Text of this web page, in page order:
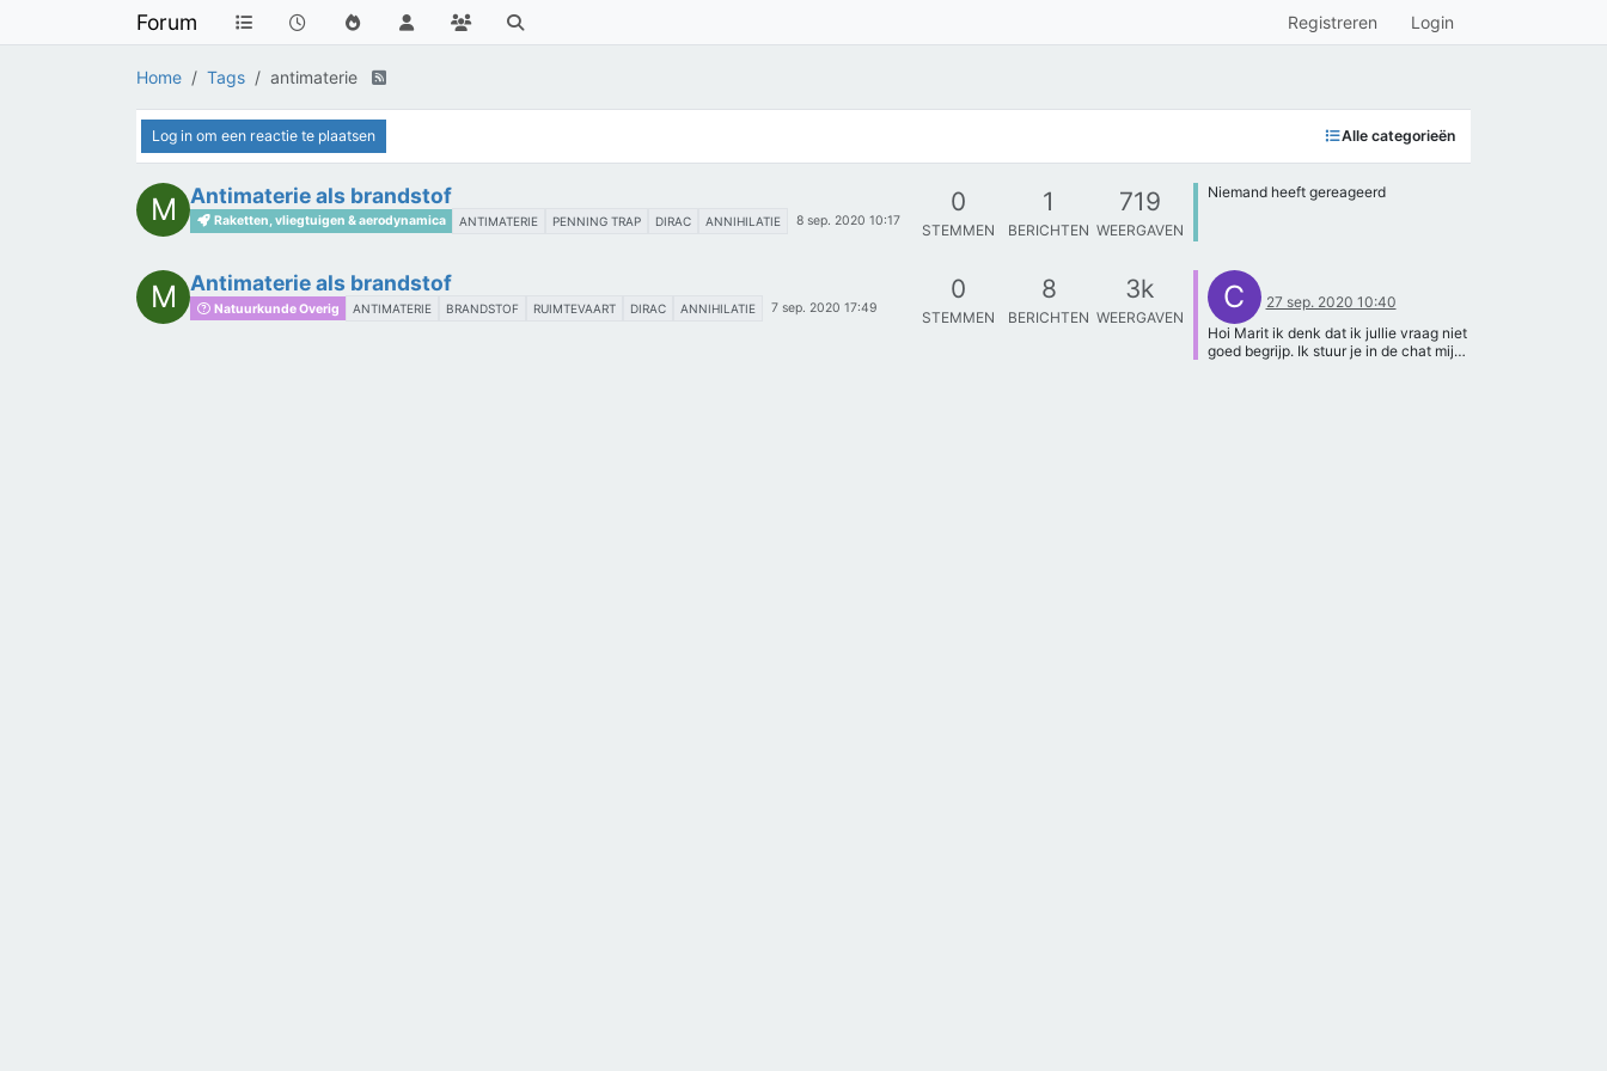
Forum Registreren Login
Home Tags antimaterie
Log in om een reactie te plaatsen Alle categorieën
M Antimaterie als brandstof
Raketten, vliegtuigen & aerodynamica ANTIMATERIE PENNING TRAP DIRAC ANNIHILATIE 8 sep. 2020 10:17
0
STEMMEN
1
BERICHTEN
719
WEERGAVEN
Niemand heeft gereageerd
M Antimaterie als brandstof
Natuurkunde Overig ANTIMATERIE BRANDSTOF RUIMTEVAART DIRAC ANNIHILATIE 7 sep. 2020 17:49
0
STEMMEN
8
BERICHTEN
3k
WEERGAVEN
C
27 sep. 2020 10:40
Hoi Marit ik denk dat ik jullie vraag niet
goed begrijp. Ik stuur je in de chat mijn